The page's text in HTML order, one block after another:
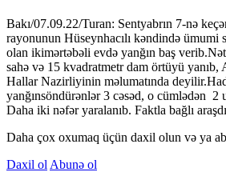
Bakı/07.09.22/Turan: Sentyabrın 7-nə
rayonunun Hüseynhacılı kəndində ümumi
olan ikimərtəbəli evdə yanğın baş
sahə və 15 kvadratmetr dam örtüyü yanıb,
Hallar Nazirliyinin məlumatında
yanğınsöndürənlər 3 cəsəd, o cümlədən 2
Daha iki nəfər yaralanıb. Faktla bağlı
Daha çox oxumaq üçün daxil olun və ya
Daxil ol Abunə ol